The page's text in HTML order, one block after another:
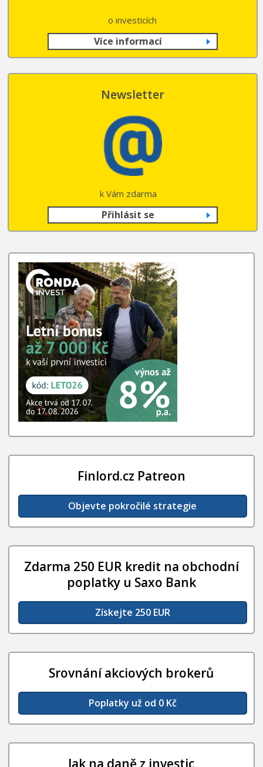
o investicích
Více informací
Newsletter
k Vám zdarma
Přihlásit se
Finlord.cz Patreon
Objevte pokročilé strategie
Zdarma 250 EUR kredit na obchodní
poplatky u Saxo Bank
Získejte 250 EUR
Srovnání akciových brokerů
Poplatky už od 0 Kč
Jak na daně z investic